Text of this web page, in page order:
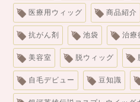
医療用ウィッグ 商品紹介
抗がん剤 池袋 治療
美容室 脱ウィッグ
自毛デビュー 豆知識